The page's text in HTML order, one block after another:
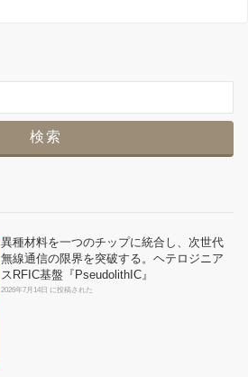
異種材料を一つのチップに統合し、次世代
無線通信の限界を突破する。ヘテロジニア
スRFIC基盤『PseudolithIC』
2026年7月14日 に投稿された